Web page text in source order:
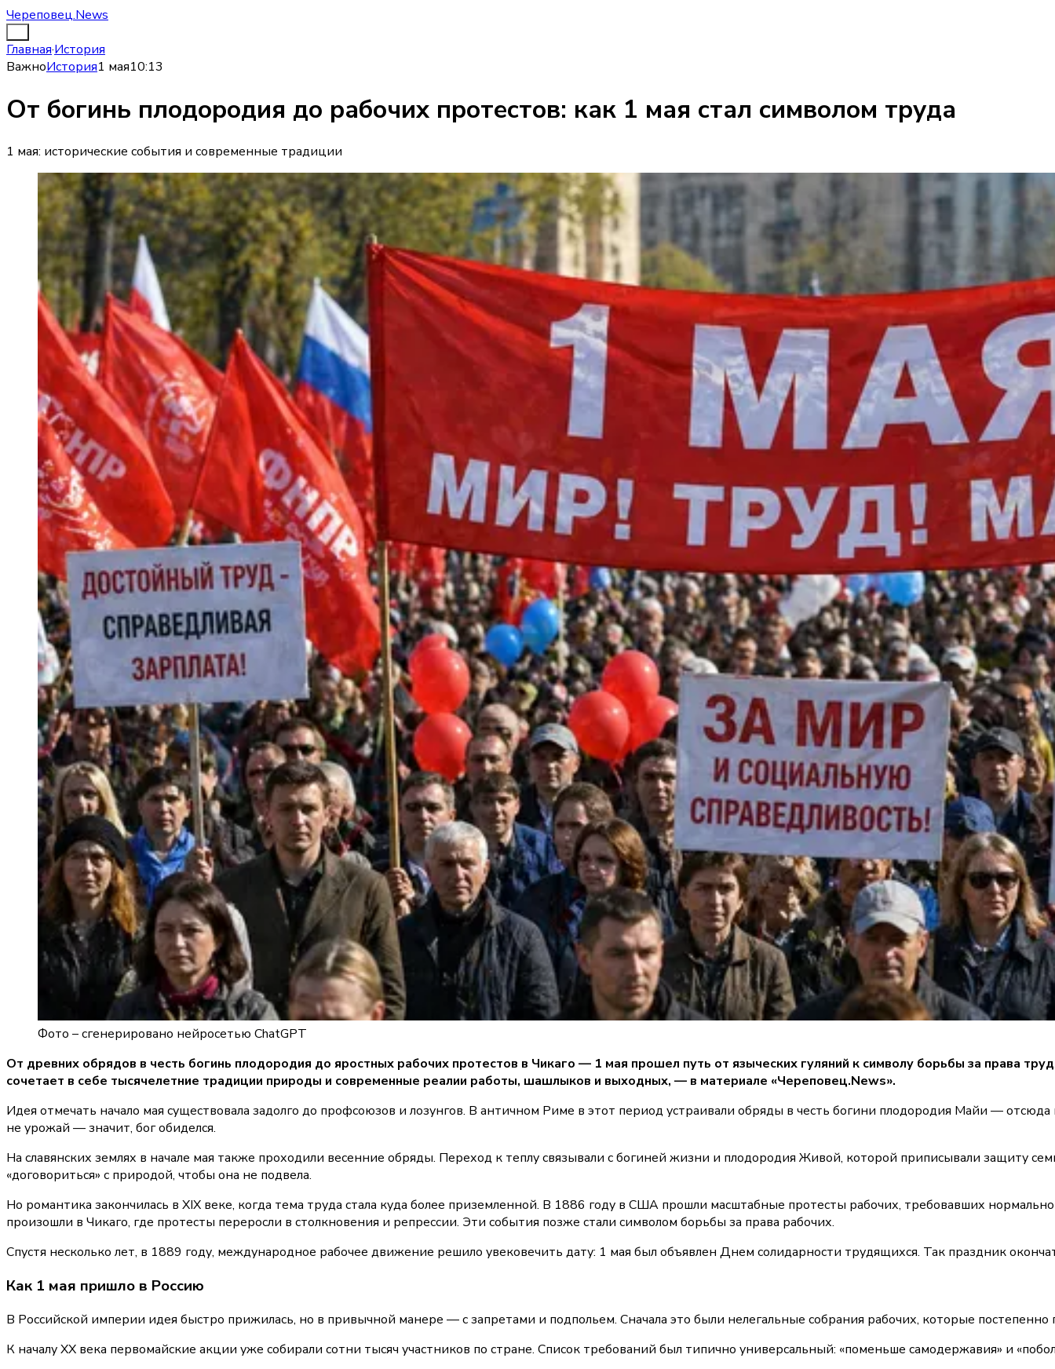
Череповец.News
Главная·История
ВажноИстория1 мая10:13
От богинь плодородия до рабочих протестов: как 1 мая стал символом труда
1 мая: исторические события и современные традиции
Фото –сгенерировано нейросетью ChatGPT
От древних обрядов в честь богинь плодородия до яростных рабочих протестов в Чикаго — 1 мая прошел путь от языческих гуляний к символу борьбы за права
сочетает в себе тысячелетние традиции природы и современные реалии работы, шашлыков и выходных, — в материале «Череповец.News».
Идея отмечать начало мая существовала задолго до профсоюзов и лозунгов. В античном Риме в этот период устраивали обряды в честь богини плодородия Майи —
не урожай — значит, бог обиделся.
На славянских землях в начале мая также проходили весенние обряды. Переход к теплу связывали с богиней жизни и плодородия Живой, которой приписывали защиту
«договориться» с природой, чтобы она не подвела.
Но романтика закончилась в XIX веке, когда тема труда стала куда более приземленной. В 1886 году в США прошли масштабные протесты рабочих, требовавших
произошли в Чикаго, где протесты переросли в столкновения и репрессии. Эти события позже стали символом борьбы за права рабочих.
Спустя несколько лет, в 1889 году, международное рабочее движение решило увековечить дату: 1 мая был объявлен Днем солидарности трудящихся. Так праздник
Как 1 мая пришло в Россию
В Российской империи идея быстро прижилась, но в привычной манере — с запретами и подпольем. Сначала это были нелегальные собрания рабочих, которые
К началу XX века первомайские акции уже собирали сотни тысяч участников по стране. Список требований был типично универсальный: «поменьше самодержавия» и